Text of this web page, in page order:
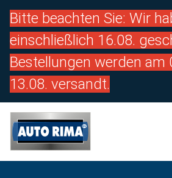
Bitte beachten Sie: Wir
einschließlich 16.08.
Bestellungen werden am
13.08. versandt.